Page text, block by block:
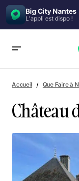
Big City Nantes
L'appli est dispo !
Accueil Que Faire à
Château